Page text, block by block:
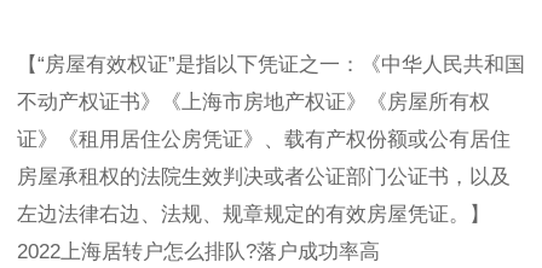
【“房屋有效权证”是指以下凭证之一：《中华人民共和国
不动产权证书》《上海市房地产权证》《房屋所有权
证》《租用居住公房凭证》、载有产权份额或公有居住
房屋承租权的法院生效判决或者公证部门公证书，以及
左边法律右边、法规、规章规定的有效房屋凭证。】
2022上海居转户怎么排队?落户成功率高